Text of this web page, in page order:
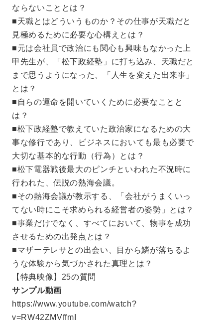
ならないこととは？
■天職とはどういうものか？その仕事が天職だと
見極めるために必要な心構えとは？
■元は会社員で政治にも関心も興味もなかった上
甲先生が、「松下政経塾」に打ち込み、天職だと
まで思うようになった、「人生を変えた出来事」
とは？
■自らの運命を開いていくために必要なことと
は？
■松下政経塾で教えていた政治家になるための大
事な修行であり、ビジネスにおいても最も必要で
大切な基本的な行動（行為）とは？
■松下電器戦後最大のピンチといわれた不況時に
行われた、伝説の熱海会議。
■その熱海会議が教示する、「会社がうまくいっ
てない時にこそ求められる経営者の姿勢」とは？
■事業だけでなく、すべてにおいて、物事を成功
させるための出発点とは？
■マザーテレサとの出会い、目から鱗が落ちるよ
うな体験から気づかされた真理とは？
【特典映像】25の質問
サンプル動画
https://www.youtube.com/watch?
v=RW42ZMVffmI